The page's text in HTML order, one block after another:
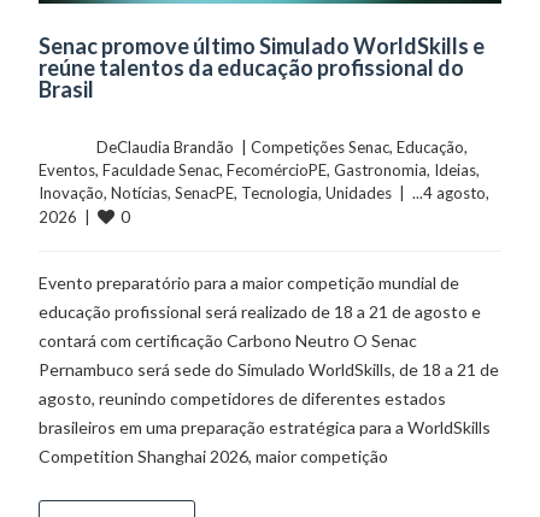
Senac promove último Simulado WorldSkills e
reúne talentos da educação profissional do
Brasil
	    	DeClaudia Brandão  |
Competições Senac, Educação
Eventos, Faculdade Senac, FecomércioPE, Gastronomia, Ideias
Inovação, Notícias, SenacPE, Tecnologia, Unidades
  |  ...4 agosto,
2026  |
0
Evento preparatório para a maior competição mundial de
educação profissional será realizado de 18 a 21 de agosto e
contará com certificação Carbono Neutro O Senac
Pernambuco será sede do Simulado WorldSkills, de 18 a 21 de
agosto, reunindo competidores de diferentes estados
brasileiros em uma preparação estratégica para a WorldSkills
Competition Shanghai 2026, maior competição